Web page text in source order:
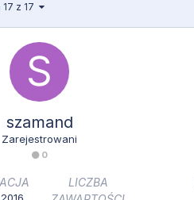
z 17
szamand
Zarejestrowani
0
LICZBA